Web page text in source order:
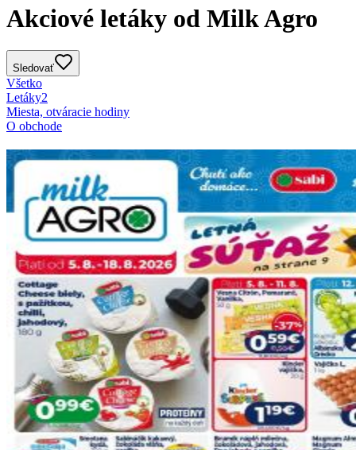
Akciové letáky od Milk Agro
Sledovať
Všetko
Letáky2
Miesta, otváracie hodiny
O obchode